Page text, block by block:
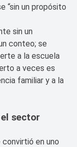
“sin un propósito
sin un
conteo; se
a la escuela
a veces es
familiar y a la
sector
en uno